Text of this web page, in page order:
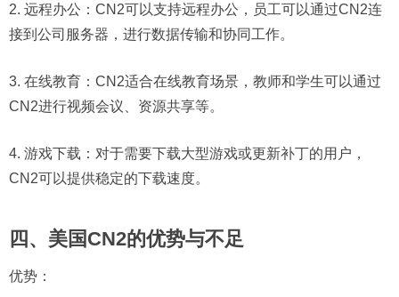
2. 远程办公：CN2可以支持远程办公，员工可以通过CN2连
接到公司服务器，进行数据传输和协同工作。
3. 在线教育：CN2适合在线教育场景，教师和学生可以通过
CN2进行视频会议、资源共享等。
4. 游戏下载：对于需要下载大型游戏或更新补丁的用户，
CN2可以提供稳定的下载速度。
四、美国CN2的优势与不足
优势：